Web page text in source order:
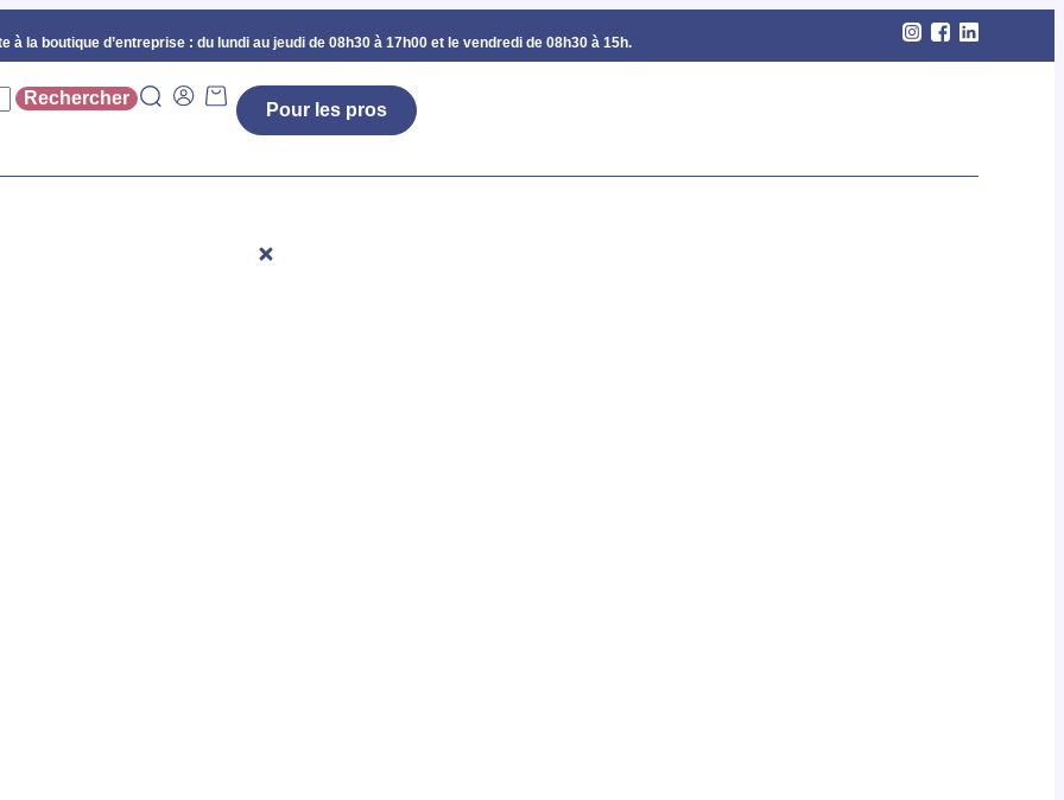
à la boutique d’entreprise : du lundi au jeudi de 08h30 à 17h00 et le vendredi de 08h30 à 15h.
Pour les pros